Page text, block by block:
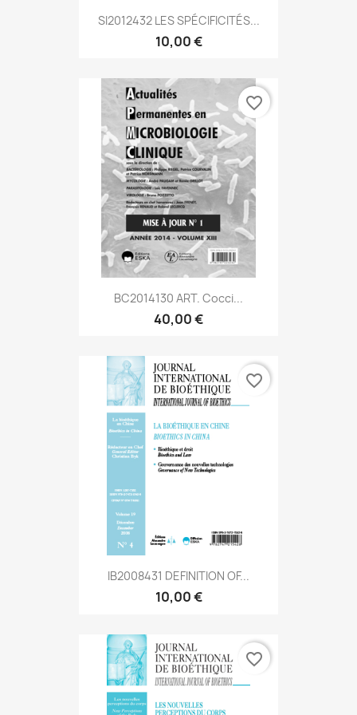
SI2012432 LES SPÉCIFICITÉS...
10,00 €
BC2014130 ART. Cocci...
40,00 €
favorite_border
IB2008431 DEFINITION OF...
10,00 €
favorite_border
favorite_border